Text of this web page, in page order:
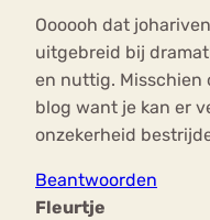
Oooooh dat
uitgebreid bij
en nuttig. Misschien
blog want je kan er
onzekerheid
Beantwoorden
Fleurtje